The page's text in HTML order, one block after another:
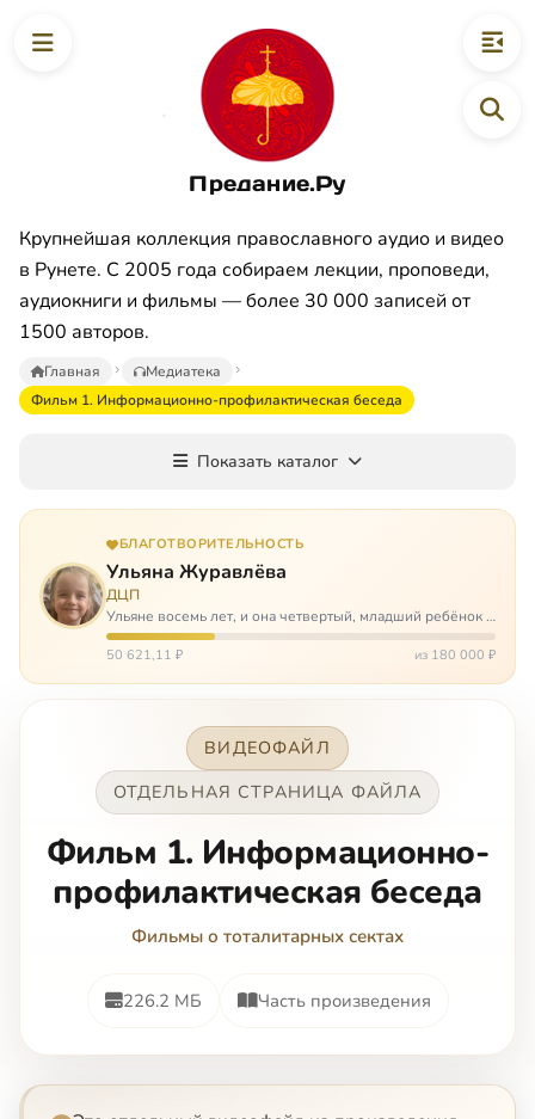
Предание.Ру
Крупнейшая коллекция православного аудио и видео
в Рунете. С 2005 года собираем лекции, проповеди,
аудиокниги и фильмы — более 30 000 записей от
1500 авторов.
Главная
Медиатека
Фильм 1. Информационно-профилактическая беседа
Показать каталог
БЛАГОТВОРИТЕЛЬНОСТЬ
Ульяна Журавлёва
ДЦП
Ульяне восемь лет, и она четвертый, младший ребёнок в
многодетной семье. И с самого рождения Ульяну лечат.
Несколько операций, ежедневные процедуры,
50 621,11 ₽ из 180 000 ₽
ВИДЕОФАЙЛ
ОТДЕЛЬНАЯ СТРАНИЦА ФАЙЛА
Фильм 1. Информационно-
профилактическая беседа
Фильмы о тоталитарных сектах
226.2 МБ Часть произведения